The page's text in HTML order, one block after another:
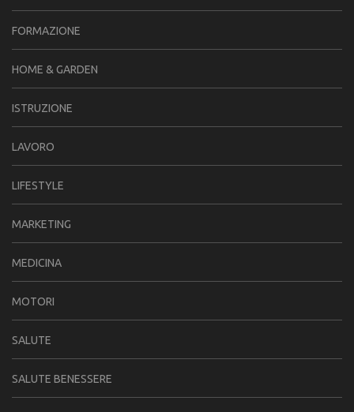
FORMAZIONE
HOME & GARDEN
ISTRUZIONE
LAVORO
LIFESTYLE
MARKETING
MEDICINA
MOTORI
SALUTE
SALUTE BENESSERE